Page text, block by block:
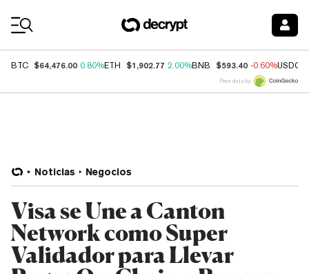
BTC $64,476.00 0.80%ETH $1,902.77 2.00%BNB $593.40 -0.60%USDC
Price data by
Noticias Negocios
Visa se Une a Canton
Network como Super
Validador para Llevar